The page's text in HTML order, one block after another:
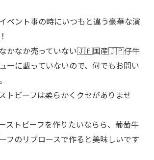
ベント事の時にいつもと違う豪華な演
なかなか売っていない🇯🇵国産🇯🇵仔牛
ーに載っていないので、何でもお問い
トビーフは柔らかくクセがありませ
ストビーフを作りたいならら、葡萄牛
フのリブロースで作ると美味しいです